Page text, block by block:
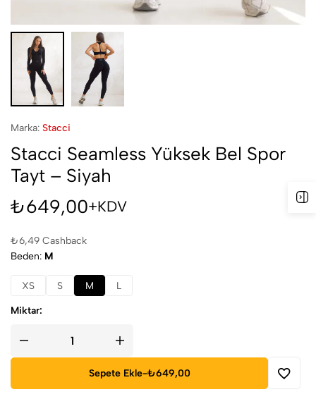
Marka: Stacci
Stacci Seamless Yüksek Bel Spor
Tayt – Siyah
₺649,00+KDV
₺6,49 Cashback
Beden M
XS S M L
Miktar:
Sepete Ekle-₺649,00